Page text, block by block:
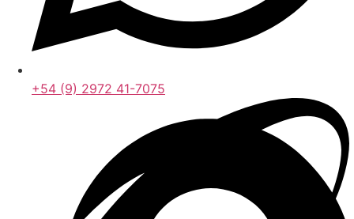
+54 (9) 2972 41-7075